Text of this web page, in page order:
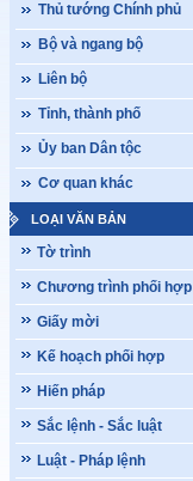
Thủ tướng Chính phủ
Bộ và ngang bộ
Liên bộ
Tỉnh, thành phố
Ủy ban Dân tộc
Cơ quan khác
LOẠI VĂN BẢN
Tờ trình
Chương trình phối hợp
Giấy mời
Kế hoạch phối hợp
Hiến pháp
Sắc lệnh - Sắc luật
Luật - Pháp lệnh